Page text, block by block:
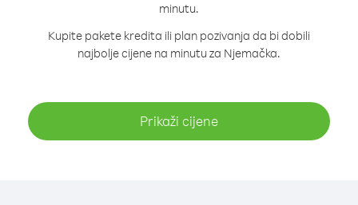
minutu.
Kupite pakete kredita ili plan pozivanja da bi dobili
najbolje cijene na minutu za Njemačka.
Prikaži cijene